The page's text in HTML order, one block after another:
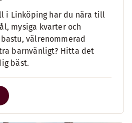
i Linköping har du nära till
mysiga kvarter och
välrenommerad
barnvänligt? Hitta det
bäst.